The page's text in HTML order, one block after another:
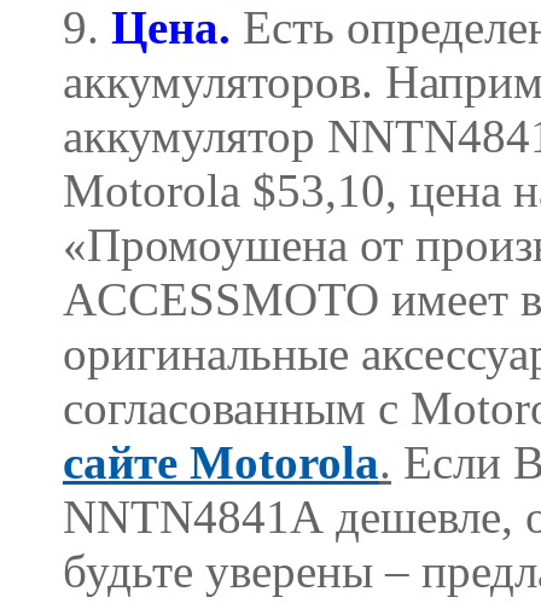
9. Цена. Есть
аккумуляторов.
аккумулятор NNTN
Motorola $53,10, цена
«Промоушена от
ACCESSMOTO имеет
оригинальные
согласованным с
сайте Motorola. Если
NNTN4841A дешевле,
будьте уверены –